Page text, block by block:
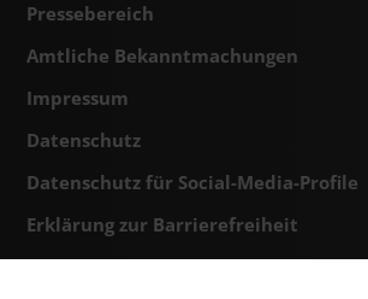
Pressebereich
Amtliche Bekanntmachungen
Impressum
Datenschutz
Datenschutz für Social-Media-Profile
Erklärung zur Barrierefreiheit